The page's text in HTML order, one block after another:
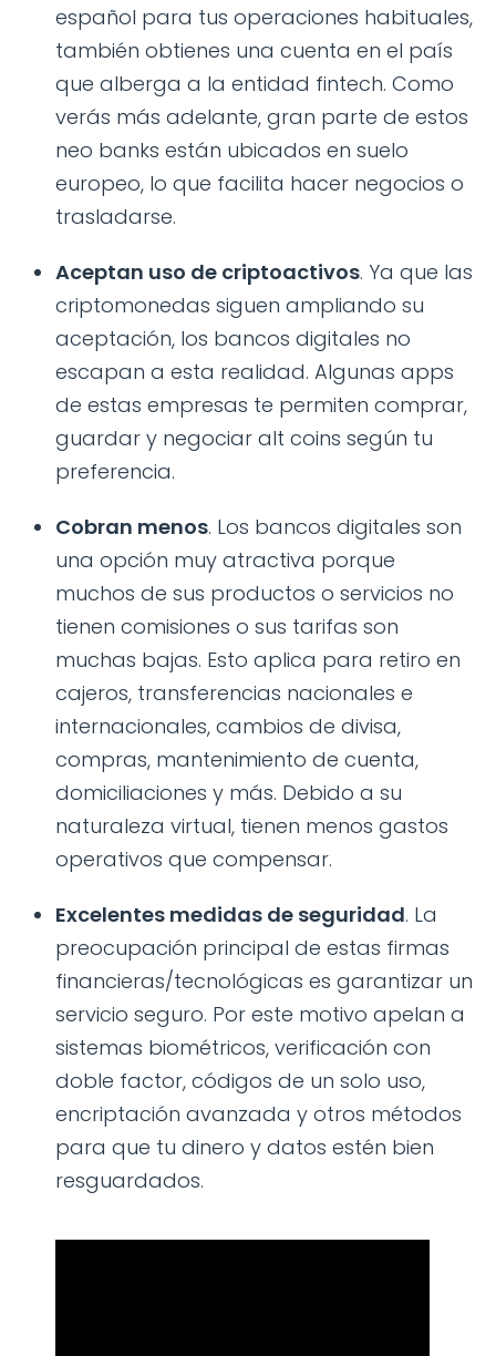
español para tus operaciones habituales,
también obtienes una cuenta en el país
que alberga a la entidad fintech. Como
verás más adelante, gran parte de estos
neo banks están ubicados en suelo
europeo, lo que facilita hacer negocios o
trasladarse.
Aceptan uso de criptoactivos. Ya que las
criptomonedas siguen ampliando su
aceptación, los bancos digitales no
escapan a esta realidad. Algunas apps
de estas empresas te permiten comprar,
guardar y negociar alt coins según tu
preferencia.
Cobran menos. Los bancos digitales son
una opción muy atractiva porque
muchos de sus productos o servicios no
tienen comisiones o sus tarifas son
muchas bajas. Esto aplica para retiro en
cajeros, transferencias nacionales e
internacionales, cambios de divisa,
compras, mantenimiento de cuenta,
domiciliaciones y más. Debido a su
naturaleza virtual, tienen menos gastos
operativos que compensar.
Excelentes medidas de seguridad. La
preocupación principal de estas firmas
financieras/tecnológicas es garantizar un
servicio seguro. Por este motivo apelan a
sistemas biométricos, verificación con
doble factor, códigos de un solo uso,
encriptación avanzada y otros métodos
para que tu dinero y datos estén bien
resguardados.